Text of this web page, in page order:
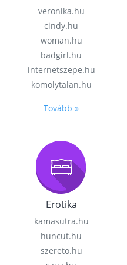
veronika.hu
cindy.hu
woman.hu
badgirl.hu
internetszepe.hu
komolytalan.hu
Tovább »
Erotika
kamasutra.hu
huncut.hu
szereto.hu